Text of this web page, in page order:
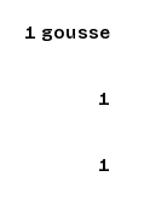
1 gousse
1
1